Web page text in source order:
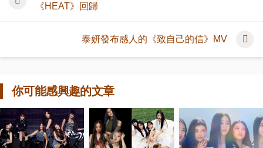
《HEAT》回歸
泰妍發布感人的《致自己的信》MV
你可能感興趣的文章